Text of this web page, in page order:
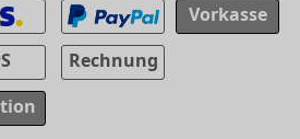
Vorkasse
Rechnung